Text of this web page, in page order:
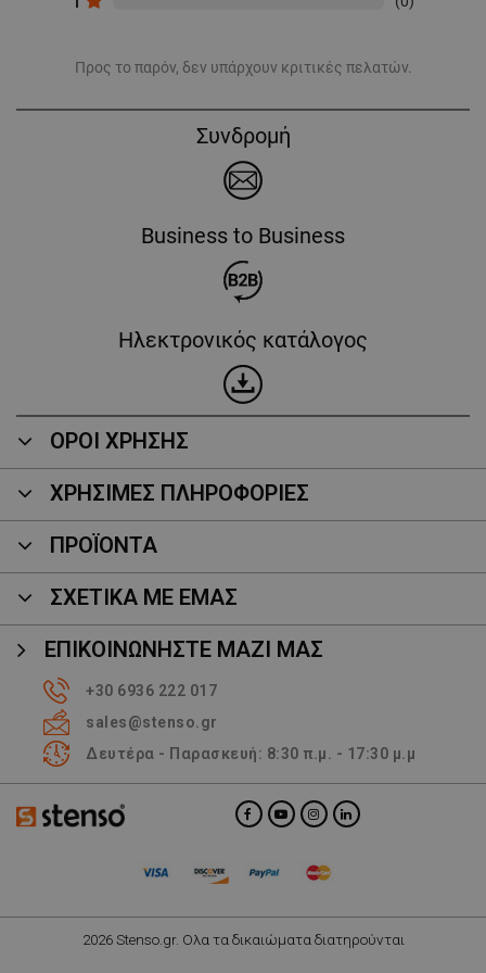
Προς το παρόν, δεν υπάρχουν κριτικές πελατών.
Συνδρομή
Business to Business
Ηλεκτρονικός κατάλογος
ΟΡΟΙ ΧΡΗΣΗΣ
ΧΡΗΣΙΜΕΣ ΠΛΗΡΟΦΟΡΙΕΣ
ΠΡΟΪΌΝΤΑ
ΣΧΕΤΙΚΑ ΜΕ ΕΜΑΣ
ΕΠΙΚΟΙΝΩΝΉΣΤΕ ΜΑΖΊ ΜΑΣ
+30 6936 222 017
sales@stenso.gr
Δευτέρα - Παρασκευή: 8:30 π.μ. - 17:30 μ.μ
2026 Stenso.gr. Ολα τα δικαιώματα διατηρούνται